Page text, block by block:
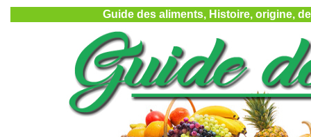
Guide des aliments, Histoire, origine,